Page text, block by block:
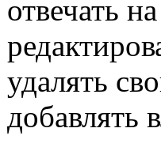
отвечать
удалять
добавлять